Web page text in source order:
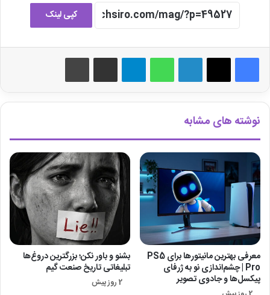
کپی لینک
لینکدین واتس آپ تلگرام اشتراک گذاری از طریق ایمیل
نوشته های مشابه
معرفی بهترین مانیتورها برای ‎PS5
Pro‎ | چشم‌اندازی نو به ژرفای
پیکسل‌ها و جادوی تصویر
بشنو و باور نکن؛ بزرگترین دروغ‌ها
تبلیغاتی تاریخ صنعت گیم
2 روز پیش